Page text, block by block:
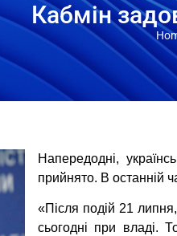
Кабмін
Напередодні,
прийнято. В останній
«Після подій 21
сьогодні при владі.